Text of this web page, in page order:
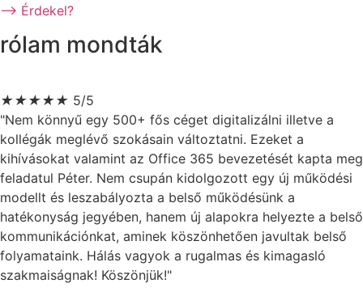
–> Érdekel?
rólam mondták
★★★★★ 5/5
"Nem könnyű egy 500+ fős céget digitalizálni illetve a
kollégák meglévő szokásain változtatni. Ezeket a
kihívásokat valamint az Office 365 bevezetését kapta meg
feladatul Péter. Nem csupán kidolgozott egy új működési
modellt és leszabályozta a belső működésünk a
hatékonyság jegyében, hanem új alapokra helyezte a belső
kommunikációnkat, aminek köszönhetően javultak belső
folyamataink. Hálás vagyok a rugalmas és kimagasló
szakmaiságnak! Köszönjük!"